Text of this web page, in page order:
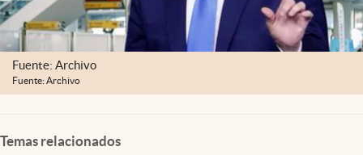
Fuente: Archivo
Fuente: Archivo
Temas relacionados